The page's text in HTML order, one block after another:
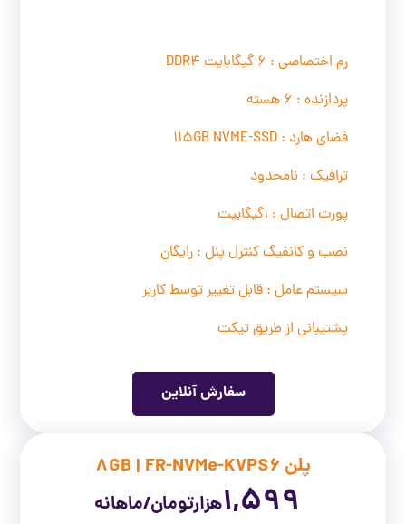
رم اختصاصی : 6 گیگابایت DDR4
پردازنده : 6 هسته
فضای هارد : 115GB NVME-SSD
ترافیک : نامحدود
پورت اتصال : 1گیگابیت
نصب و کانفیگ کنترل پنل : رایگان
سیستم عامل : قابل تغییر توسط کاربر
پشتیبانی از طریق تیکت
سفارش آنلاین
پلن 8GB | FR-NVMe-KVPS6
هزارتومان/ماهانه